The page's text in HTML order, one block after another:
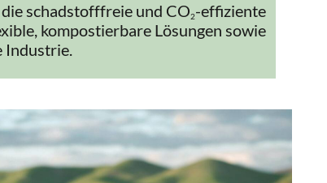
schadstofffreie und CO2-effiziente
kompostierbare Lösungen sowie
Industrie.